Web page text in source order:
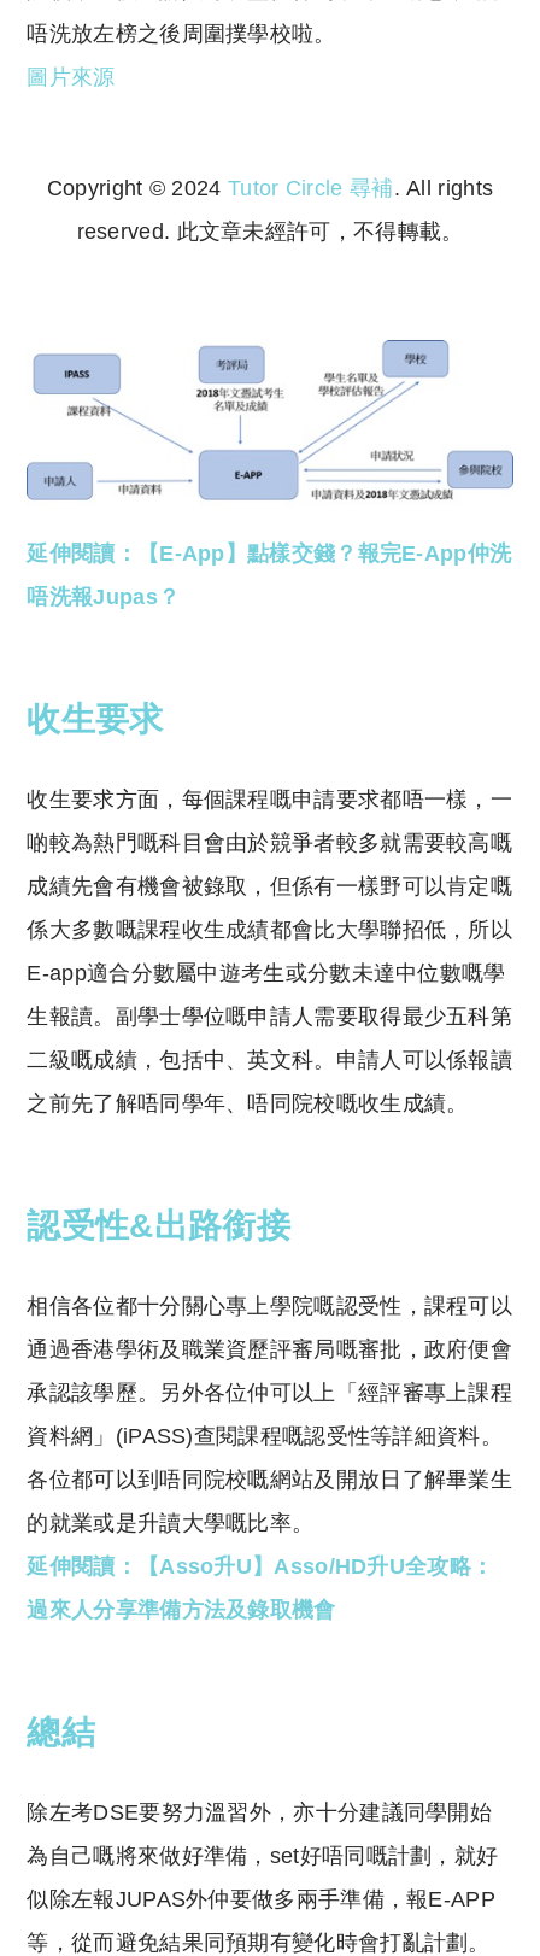
唔洗放左榜之後周圍撲學校啦。
圖片來源
Copyright © 2024 Tutor Circle 尋補. All rights
reserved. 此文章未經許可，不得轉載。
延伸閱讀：【E-App】點樣交錢？報完E-App仲洗
唔洗報Jupas？
收生要求
收生要求方面，每個課程嘅申請要求都唔一樣，一
啲較為熱門嘅科目會由於競爭者較多就需要較高嘅
成績先會有機會被錄取，但係有一樣野可以肯定嘅
係大多數嘅課程收生成績都會比大學聯招低，所以
E-app適合分數屬中遊考生或分數未達中位數嘅學
生報讀。副學士學位嘅申請人需要取得最少五科第
二級嘅成績，包括中、英文科。申請人可以係報讀
之前先了解唔同學年、唔同院校嘅收生成績。
認受性&出路銜接
相信各位都十分關心專上學院嘅認受性，課程可以
通過香港學術及職業資歷評審局嘅審批，政府便會
承認該學歷。另外各位仲可以上「經評審專上課程
資料網」(iPASS)查閱課程嘅認受性等詳細資料。
各位都可以到唔同院校嘅網站及開放日了解畢業生
的就業或是升讀大學嘅比率。
延伸閱讀：【Asso升U】Asso/HD升U全攻略：
過來人分享準備方法及錄取機會
總結
除左考DSE要努力溫習外，亦十分建議同學開始
為自己嘅將來做好準備，set好唔同嘅計劃，就好
似除左報JUPAS外仲要做多兩手準備，報E-APP
等，從而避免結果同預期有變化時會打亂計劃。